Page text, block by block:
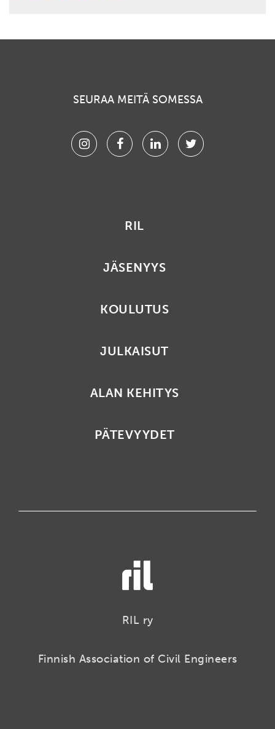
SEURAA MEITÄ SOMESSA
InstagramFacebookLinkedinTwitter
RIL
JÄSENYYS
KOULUTUS
JULKAISUT
ALAN KEHITYS
PÄTEVYYDET
RIL ry
Finnish Association of Civil Engineers